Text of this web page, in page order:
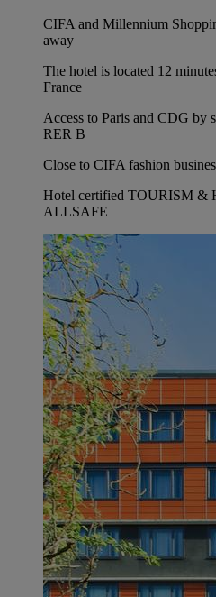
CIFA and Millennium
away
The hotel is located 12
France
Access to Paris and CDG by
RER B
Close to CIFA fashion
Hotel certified TOURISM &
ALLSAFE